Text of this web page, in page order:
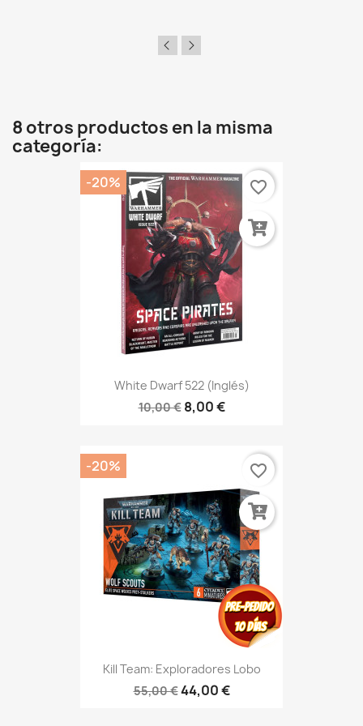
8 otros productos en la misma
categoría:
White Dwarf 522 (Inglés)
10,00 € 8,00 €
-20% favorite_border
Kill Team: Exploradores Lobo
55,00 €44,00 €
-20% favorite_border